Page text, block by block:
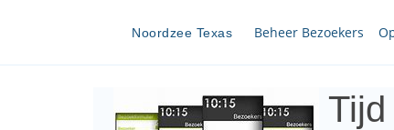
Noordzee Texas Beheer Bezoekers